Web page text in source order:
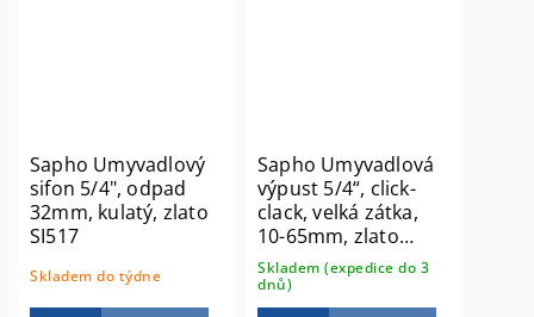
Sapho Umyvadlový
sifon 5/4", odpad
32mm, kulatý, zlato
SI517
Skladem do týdne
Sapho Umyvadlová
výpust 5/4“, click-
clack, velká zátka,
10-65mm, zlato
CV100217
Skladem (expedice do 3
dnů)